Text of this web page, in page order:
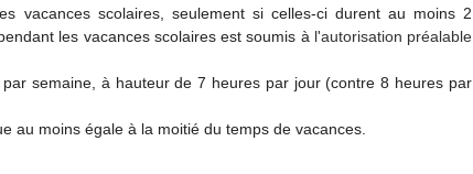
vacances scolaires, seulement si celles-ci durent au moins 2
les vacances scolaires est soumis à l'autorisation préalable
semaine, à hauteur de 7 heures par jour (contre 8 heures par
au moins égale à la moitié du temps de vacances.